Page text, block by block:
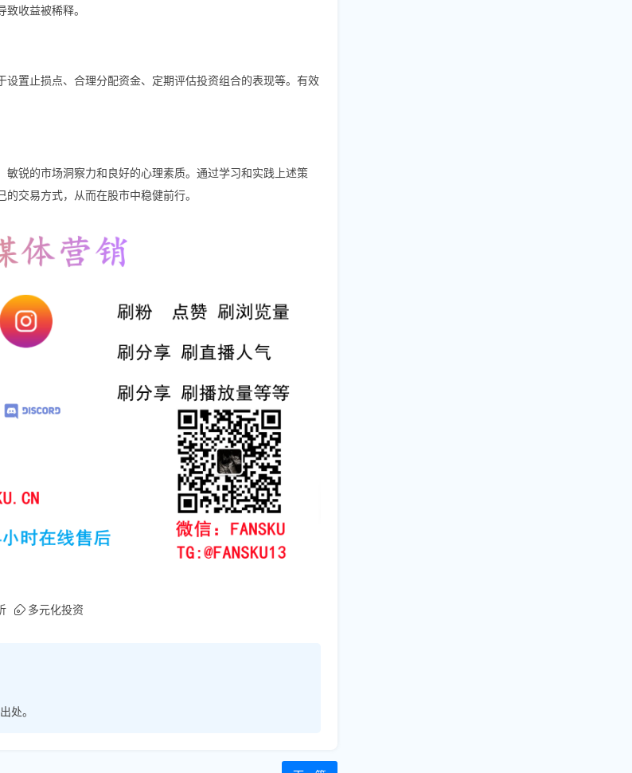
收益被稀释。
置止损点、合理分配资金、定期评估投资组合的表现等。有效
锐的市场洞察力和良好的心理素质。通过学习和实践上述策
交易方式，从而在股市中稳健前行。
多元化投资
处。